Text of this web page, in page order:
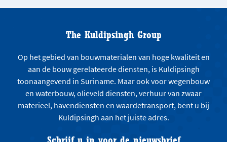
The Kuldipsingh Group
Op het gebied van bouwmaterialen van hoge kwaliteit en
aan de bouw gerelateerde diensten, is Kuldipsingh
toonaangevend in Suriname. Maar ook voor wegenbouw
en waterbouw, olieveld diensten, verhuur van zwaar
materieel, havendiensten en waardetransport, bent u bij
Kuldipsingh aan het juiste adres.